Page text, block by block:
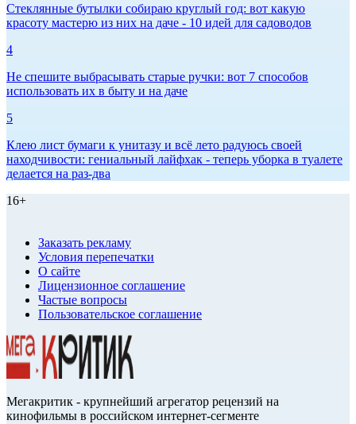
Стеклянные бутылки собираю круглый год: вот какую
красоту мастерю из них на даче - 10 идей для садоводов
4
Не спешите выбрасывать старые ручки: вот 7 способов
использовать их в быту и на даче
5
Клею лист бумаги к унитазу и всё лето радуюсь своей
находчивости: гениальный лайфхак - теперь уборка в туалете
делается на раз-два
16+
Заказать рекламу
Условия перепечатки
О сайте
Лицензионное соглашение
Частые вопросы
Пользовательское соглашение
Мегакритик - крупнейший агрегатор рецензий на
кинофильмы в российском интернет-сегменте